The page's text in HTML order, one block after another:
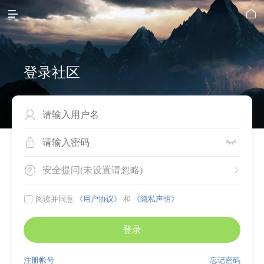
 
登录社区

 
 
安全提问(未设置请忽略)
 阅读并同意 《用户协议》 和 《隐私声明》
登录
忘记密码
注册帐号